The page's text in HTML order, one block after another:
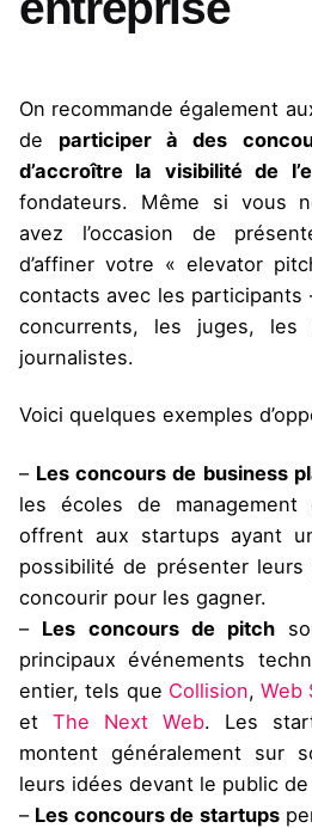
On recommande également
de participer à des
d’accroître la visibilité de
fondateurs. Même si vous
avez l’occasion de
d’affiner votre « elevator
contacts avec les participants
concurrents, les juges, les
journalistes.
Voici quelques exemples
– Les concours de business
les écoles de
offrent aux startups ayant
possibilité de présenter leurs
concourir pour les gagner.
– Les concours de pitch
principaux événements
entier, tels que Collision,Web
et The Next Web. Les
montent généralement sur
leurs idées devant le public de
– Les concours de startups